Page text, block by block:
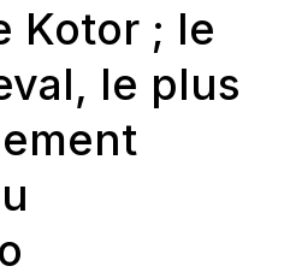
Kotor ; le
le plus